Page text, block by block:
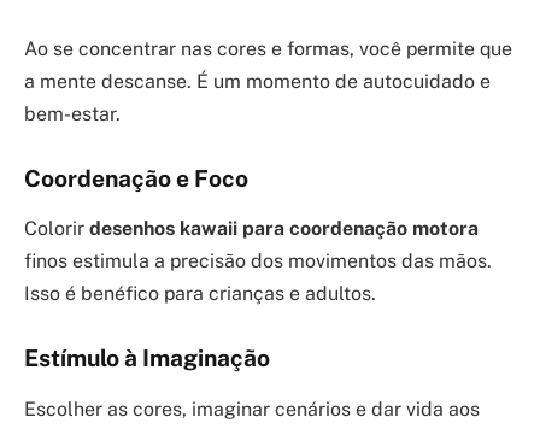
Ao se concentrar nas cores e formas, você permite que
a mente descanse. É um momento de autocuidado e
bem-estar.
Coordenação e Foco
Colorir desenhos kawaii para coordenação motora
finos estimula a precisão dos movimentos das mãos.
Isso é benéfico para crianças e adultos.
Estímulo à Imaginação
Escolher as cores, imaginar cenários e dar vida aos